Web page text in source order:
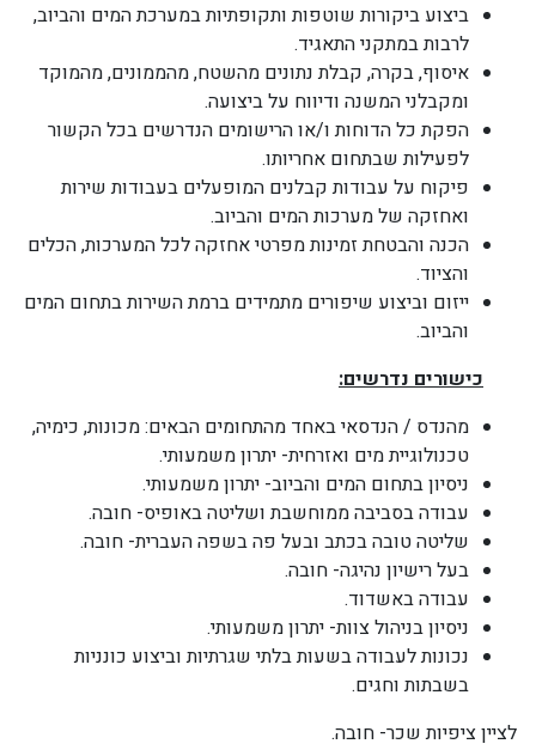
ביצוע ביקורות שוטפות ותקופתיות במערכת המים והביוב,
לרבות במתקני התאגיד.
איסוף, בקרה, קבלת נתונים מהשטח, מהממונים, מהמוקד
ומקבלני המשנה ודיווח על ביצועה.
הפקת כל הדוחות ו/או הרישומים הנדרשים בכל הקשור
לפעילות שבתחום אחריותו.
פיקוח על עבודות קבלנים המופעלים בעבודות שירות
ואחזקה של מערכות המים והביוב.
הכנה והבטחת זמינות מפרטי אחזקה לכל המערכות, הכלים
והציוד.
ייזום וביצוע שיפורים מתמידים ברמת השירות בתחום המים
והביוב.
כישורים נדרשים:
מהנדס / הנדסאי באחד מהתחומים הבאים: מכונות, כימיה,
טכנולוגיית מים ואזרחית- יתרון משמעותי.
ניסיון בתחום המים והביוב- יתרון משמעותי.
עבודה בסביבה ממוחשבת ושליטה באופיס- חובה.
שליטה טובה בכתב ובעל פה בשפה העברית- חובה.
בעל רישיון נהיגה- חובה.
עבודה באשדוד.
ניסיון בניהול צוות- יתרון משמעותי.
נכונות לעבודה בשעות בלתי שגרתיות וביצוע כונניות
בשבתות וחגים.
לציין ציפיות שכר- חובה.